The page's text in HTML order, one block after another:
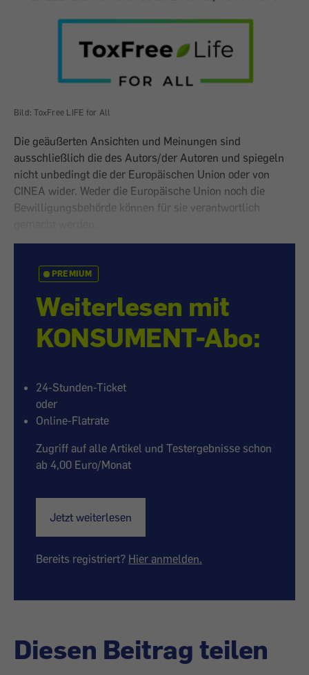
Bild: ToxFree LIFE for All
Die geäußerten Ansichten und Meinungen sind
ausschließlich die des Autors/der Autoren und spiegeln
nicht unbedingt die der Europäischen Union oder von
CINEA wider. Weder die Europäische Union noch die
Bewilligungsbehörde können für sie verantwortlich
PREMIUM
Weiterlesen mit
KONSUMENT-Abo:
24-Stunden-Ticket
oder
Online-Flatrate
Zugriff auf alle Artikel und Testergebnisse schon
ab 4,00 Euro/Monat
Jetzt weiterlesen
Bereits registriert? Hier anmelden.
Diesen Beitrag teilen